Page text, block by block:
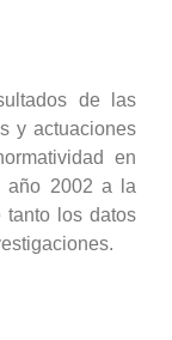
de las
y actuaciones
en
año 2002 a la
tanto los datos